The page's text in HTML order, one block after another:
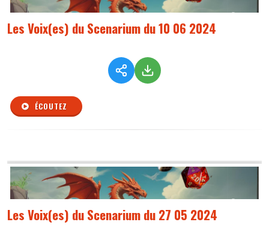
Les Voix(es) du Scenarium du 10 06 2024
ÉCOUTEZ
Les Voix(es) du Scenarium du 27 05 2024